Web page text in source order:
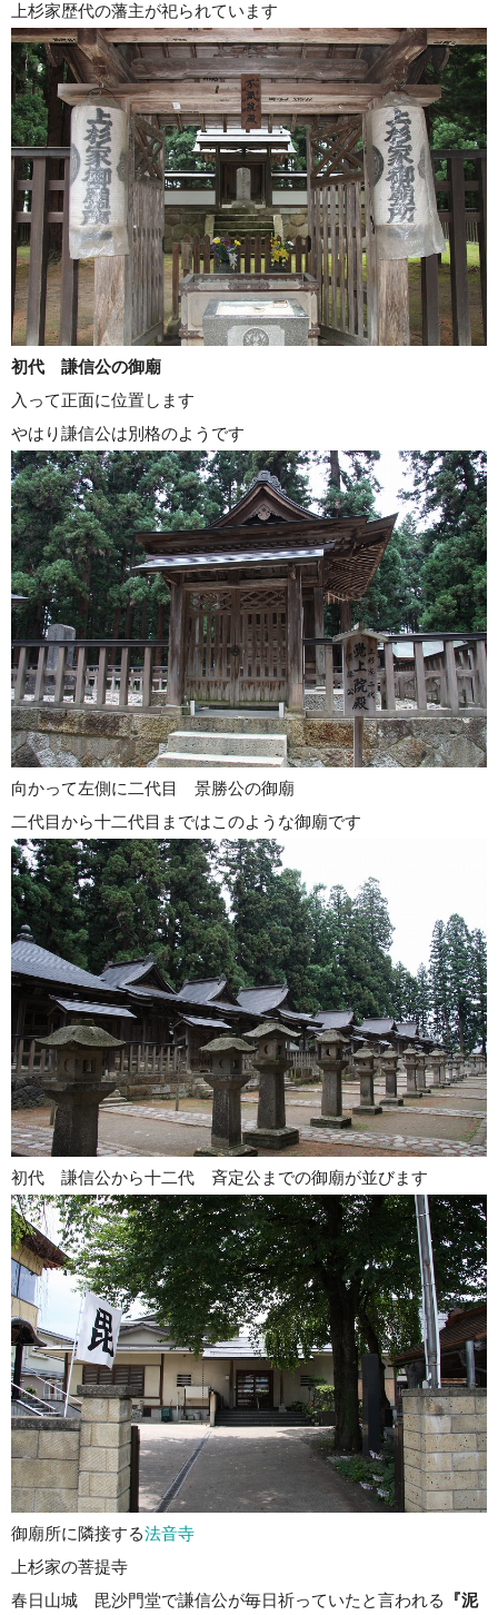
上杉家歴代の藩主が祀られています
初代 謙信公の御廟
入って正面に位置します
やはり謙信公は別格のようです
向かって左側に二代目 景勝公の御廟
二代目から十二代目まではこのような御廟です
初代 謙信公から十二代 斉定公までの御廟が並びます
御廟所に隣接する法音寺
上杉家の菩提寺
春日山城 毘沙門堂で謙信公が毎日祈っていたと言われる
『泥